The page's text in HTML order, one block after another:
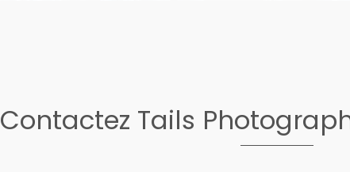
Contactez Tails